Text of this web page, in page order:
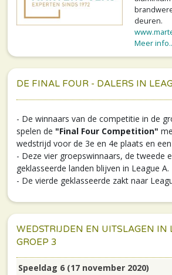
deuren.
Meer
DE FINAL FOUR - DALERS IN
- De winnaars van de competitie in de
spelen de "Final Four Competition"
wedstrijd voor de 3e en 4e plaats en
- Deze vier groepswinnaars, de tweede
geklasseerde landen blijven in League A.
- De vierde geklasseerde zakt naar
WEDSTRIJDEN EN UITSLAGEN IN
GROEP 3
Speeldag 6 (17 november 2020)